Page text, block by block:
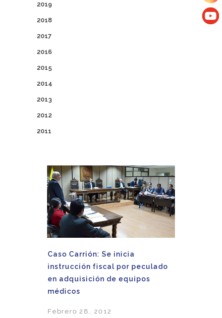
2019
2018
2017
2016
2015
2014
2013
2012
2011
Caso Carrión: Se inicia
instrucción fiscal por peculado
en adquisición de equipos
médicos
Febrero 28, 2012